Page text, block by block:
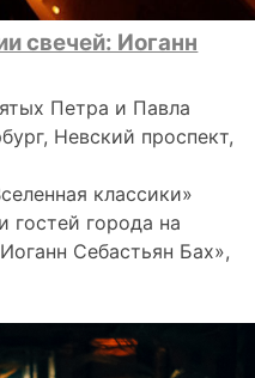
свечей: Иоганн
Петра и Павла
Невский проспект,
классики»
гостей города на
Себастьян Бах»,